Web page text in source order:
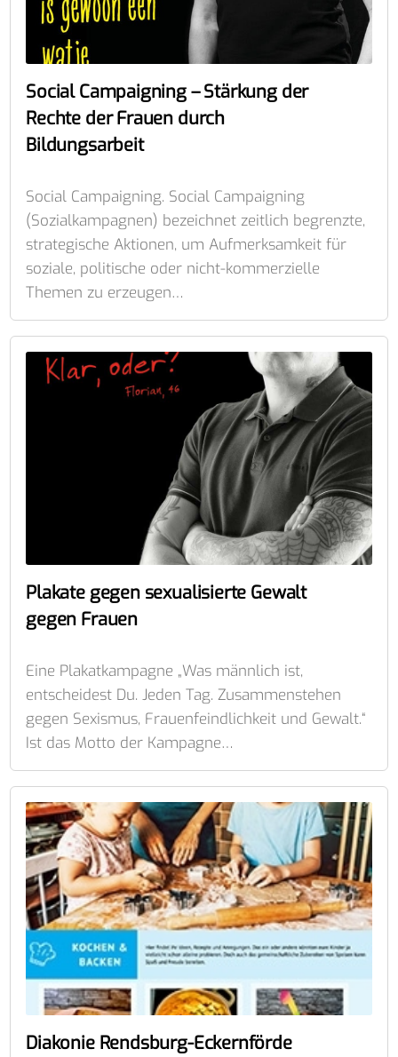
Social Campaigning – Stärkung der
Rechte der Frauen durch
Bildungsarbeit
Social Campaigning. Social Campaigning
(Sozialkampagnen) bezeichnet zeitlich begrenzte,
strategische Aktionen, um Aufmerksamkeit für
soziale, politische oder nicht-kommerzielle
Themen zu erzeugen…
Plakate gegen sexualisierte Gewalt
gegen Frauen
Eine Plakatkampagne „Was männlich ist,
entscheidest Du. Jeden Tag. Zusammenstehen
gegen Sexismus, Frauenfeindlichkeit und Gewalt.“
Ist das Motto der Kampagne…
Diakonie Rendsburg-Eckernförde